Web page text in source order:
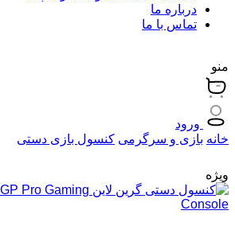
درباره ما
تماس با ما
منو
ورود
خانه بازی و سرگرمی کنسول بازی دستی
ویژه